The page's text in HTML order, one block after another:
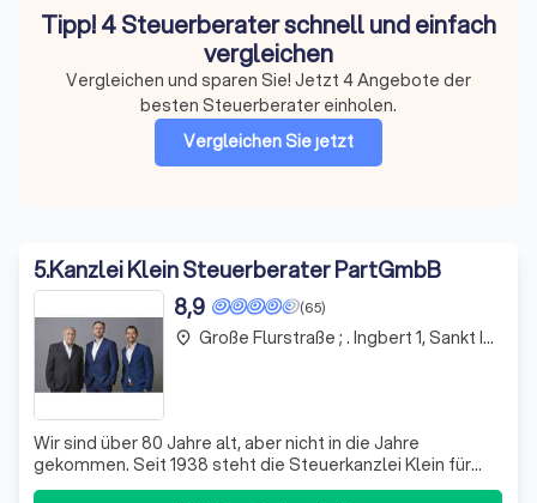
Tipp! 4 Steuerberater schnell und einfach
vergleichen
Vergleichen und sparen Sie! Jetzt 4 Angebote der
besten Steuerberater einholen.
Vergleichen Sie jetzt
5.Kanzlei Klein Steuerberater PartGmbB
(65)
8,9
Wir sind über 80 Jahre alt, aber nicht in die Jahre
gekommen. Seit 1938 steht die Steuerkanzlei Klein für
Kontinuität und Zuverlässigkeit auf dem Gebiet der
place Große Flurstraße ; . Ingbert 1, Sankt Ingbert